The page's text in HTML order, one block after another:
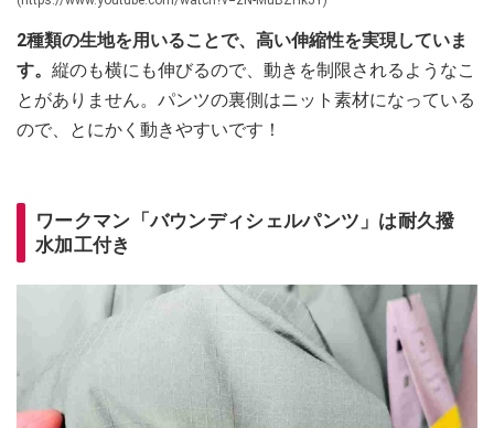
2種類の生地を用いることで、高い伸縮性を実現していま
す。 縦のも横にも伸びるので、動きを制限されるようなこ
とがありません。パンツの裏側はニット素材になっている
ので、とにかく動きやすいです！
ワークマン「バウンディシェルパンツ」は耐久撥
水加工付き